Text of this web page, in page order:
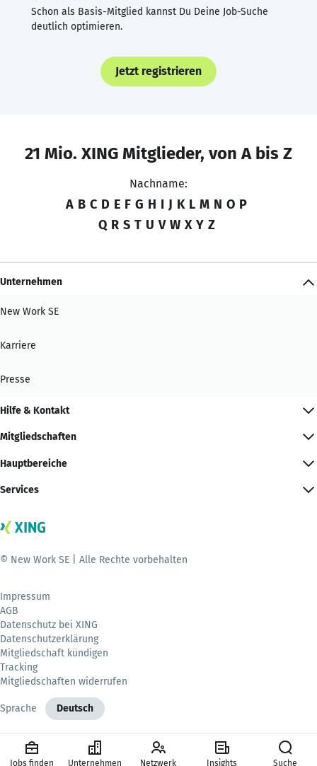
Schon als Basis-Mitglied kannst Du Deine Job-Suche
deutlich optimieren.
Jetzt registrieren
21 Mio. XING Mitglieder, von A bis Z
Nachname:
A B C D E F G H I J K L M N O P
Q R S T U V W X Y Z
Unternehmen
New Work SE
Karriere
Presse
Hilfe & Kontakt
Mitgliedschaften
Hauptbereiche
Services
© New Work SE | Alle Rechte vorbehalten
Impressum
AGB
Datenschutz bei XING
Datenschutzerklärung
Mitgliedschaft kündigen
Tracking
Mitgliedschaften widerrufen
Sprache Deutsch
Jobs finden Unternehmen Netzwerk Insights Suche